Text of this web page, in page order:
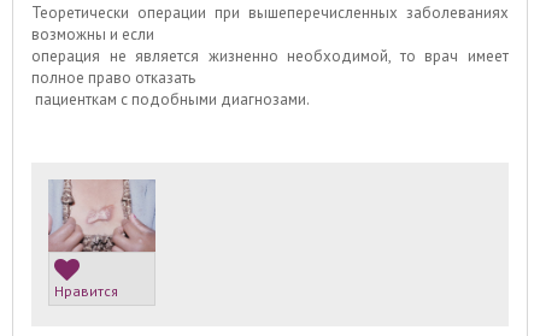
Теоретически операции при вышеперечисленных заболеваниях
возможны и если
операция не является жизненно необходимой, то врач имеет
полное право отказать
пациенткам с подобными диагнозами.
Нравится